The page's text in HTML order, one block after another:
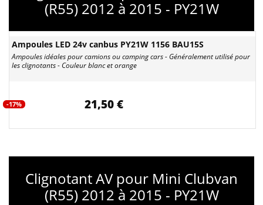
(R55) 2012 à 2015 - PY21W
Ampoules LED 24v canbus PY21W 1156 BAU15S
Ampoules idéales pour camions ou camping cars - Généralement utilisé pour
les clignotants - Couleur blanc et orange
-17% 21,50 €
Clignotant AV pour Mini Clubvan
(R55) 2012 à 2015 - PY21W